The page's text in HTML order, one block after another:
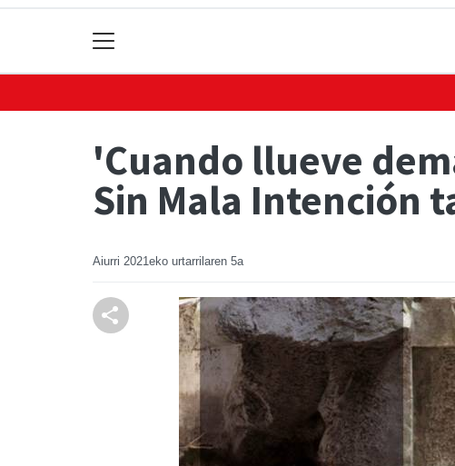
'Cuando llueve
Sin Mala Intención
Aiurri 2021eko urtarrilaren 5a